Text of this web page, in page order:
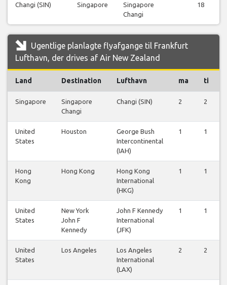
Changi (SIN) Singapore
Singapore
Changi
18
Ugentlige planlagte flyafgange til Frankfurt
Lufthavn, der drives af Air New Zealand
Land Destination Lufthavn ma ti
Singapore
Singapore
Changi
Changi (SIN) 2 2
United
States
Houston
George Bush
Intercontinental
(IAH)
1 1
Hong
Kong
Hong Kong
Hong Kong
International
(HKG)
1 1
United
States
New York
John F
Kennedy
John F Kennedy
International
(JFK)
1 1
United
States
Los Angeles
Los Angeles
International
(LAX)
2 2